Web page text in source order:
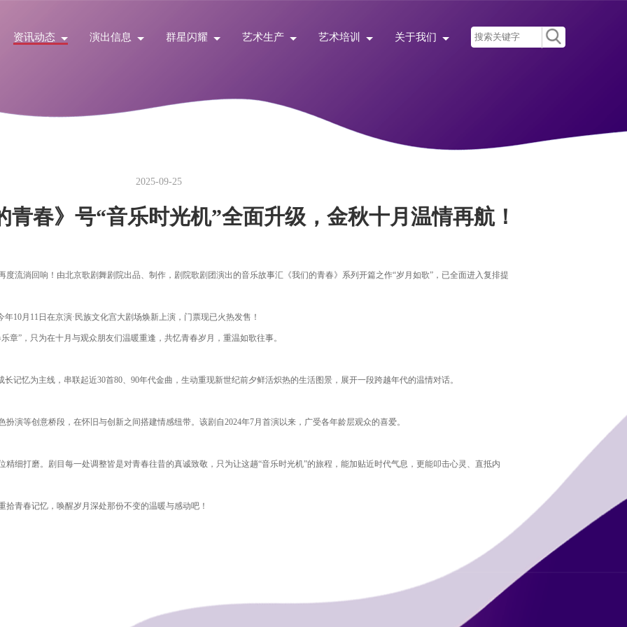
资讯动态 演出信息 群星闪耀 艺术生产 艺术培训 关于我们
2025-09-25
春》号“音乐时光机”全面升级，金秋十月温情再航！
流淌回响！由北京歌剧舞剧院出品、制作，剧院歌剧团演出的音乐故事汇《我们的青春》系列开篇之作“岁月如歌”，已全面进入复排提
10月11日在京演·民族文化宫大剧场焕新上演，门票现已火热发售！
章”，只为在十月与观众朋友们温暖重逢，共忆青春岁月，重温如歌往事。
记忆为主线，串联起近30首80、90年代金曲，生动重现新世纪前夕鲜活炽热的生活图景，展开一段跨越年代的温情对话。
演等创意桥段，在怀旧与创新之间搭建情感纽带。该剧自2024年7月首演以来，广受各年龄层观众的喜爱。
细打磨。剧目每一处调整皆是对青春往昔的真诚致敬，只为让这趟“音乐时光机”的旅程，能加贴近时代气息，更能叩击心灵、直抵内
青春记忆，唤醒岁月深处那份不变的温暖与感动吧！